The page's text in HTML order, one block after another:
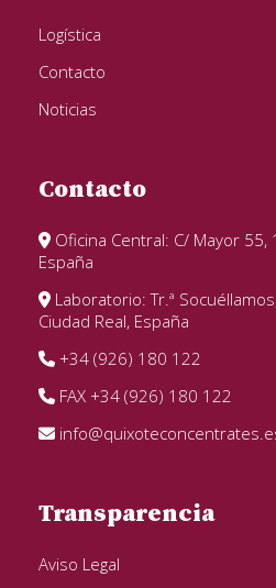
Logística
Contacto
Noticias
Contacto
Oficina Central: C/ Mayor 55,
España
Laboratorio: Tr.ª
Ciudad Real, España
+34 (926) 180 122
FAX +34 (926) 180 122
Transparencia
Aviso Legal